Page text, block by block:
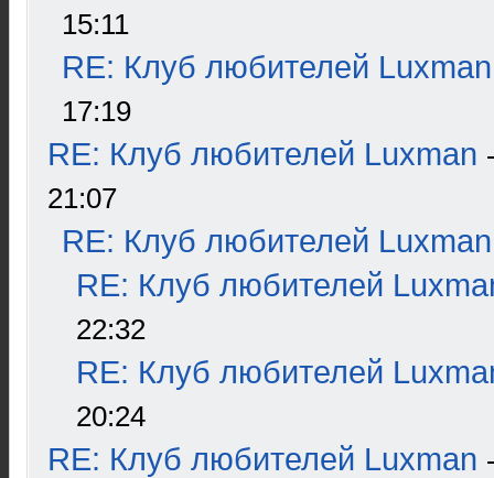
15:11
RE: Клуб любителей Luxman
17:19
RE: Клуб любителей Luxman
21:07
RE: Клуб любителей Luxman
RE: Клуб любителей
22:32
RE: Клуб любителей
20:24
RE: Клуб любителей Luxman